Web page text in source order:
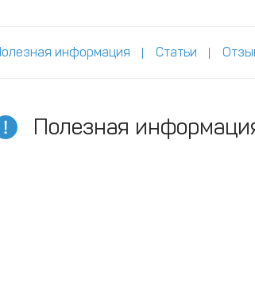
информация Статьи
Полезная